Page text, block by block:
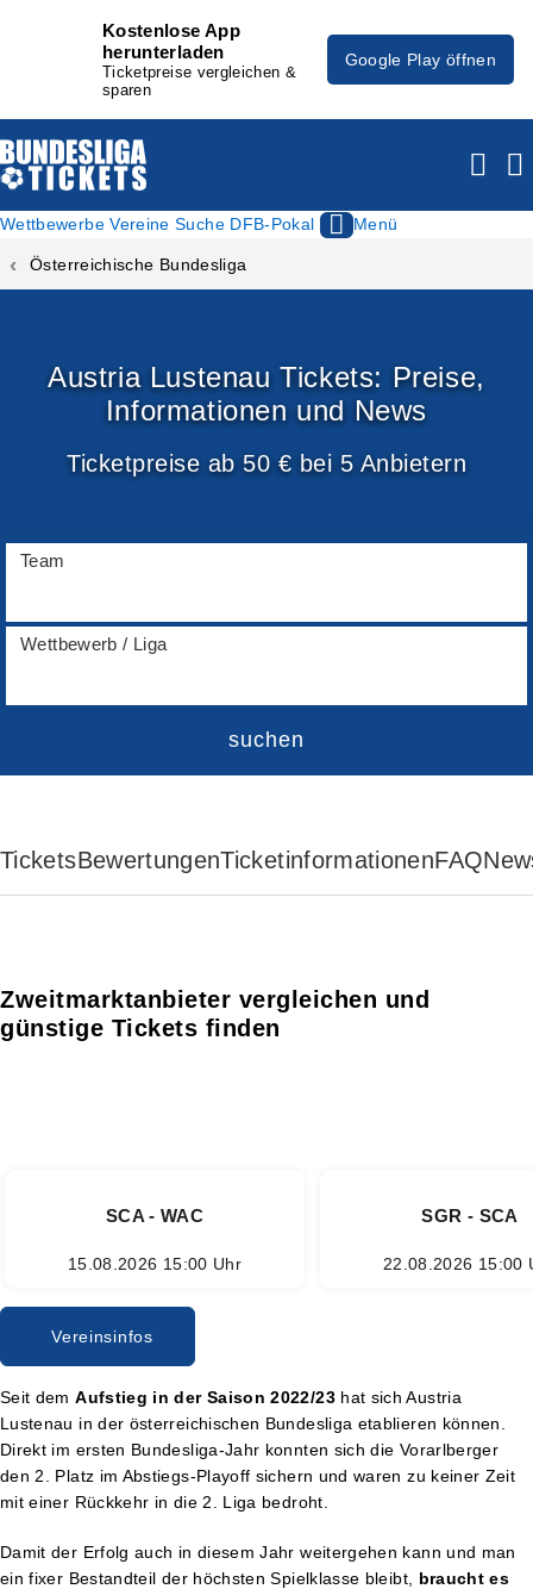
Kostenlose App
herunterladen
Ticketpreise vergleichen &
sparen
Google Play öffnen
Wettbewerbe Vereine Suche DFB-Pokal Menü
Österreichische Bundesliga
Austria Lustenau Tickets: Preise,
Informationen und News
Ticketpreise ab 50 € bei 5 Anbietern
Team
Wettbewerb / Liga
suchen
TicketsBewertungenTicketinformationenFAQ
Zweitmarktanbieter vergleichen und
günstige Tickets finden
SCA - WAC
15.08.2026 15:00 Uhr
SGR - SCA
22.08.2026 15:00
Vereinsinfos
Seit demAufstieg in der Saison 2022/23hat sich Austria
Lustenau in der österreichischen Bundesliga etablieren können.
Direkt im ersten Bundesliga-Jahr konnten sich die Vorarlberger
den 2. Platz im Abstiegs-Playoff sichern und waren zu keiner Zeit
mit einer Rückkehr in die 2. Liga bedroht.
Damit der Erfolg auch in diesem Jahr weitergehen kann und man
ein fixer Bestandteil der höchsten Spielklasse bleibt, braucht es